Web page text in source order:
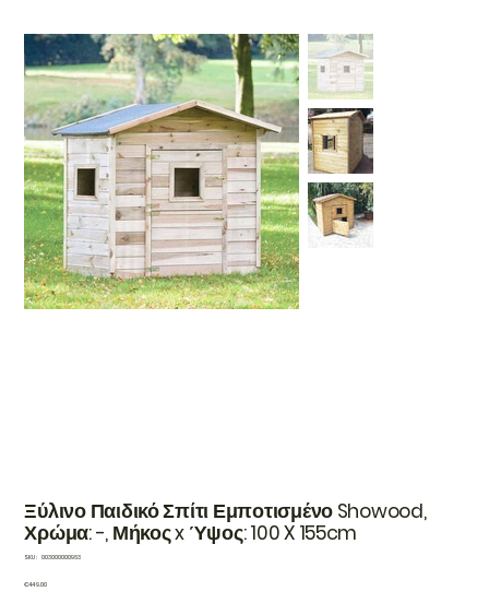
Ξύλινο Παιδικό Σπίτι Εμποτισμένο Showood,
Χρώμα: -, Μήκος x Ύψος: 100 X 155cm
SKU: SKU
003000000963
Price
€449.00